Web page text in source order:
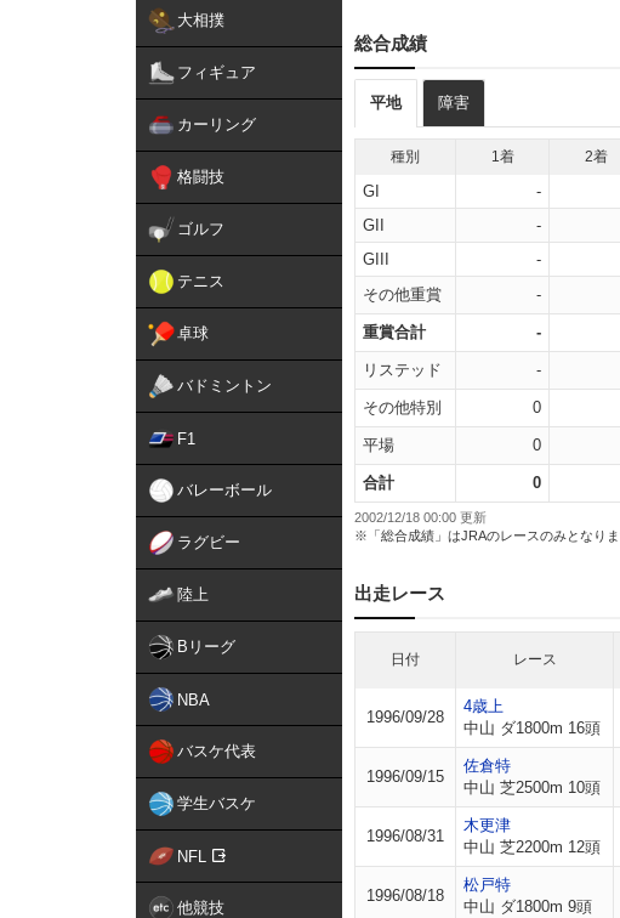
大相撲
フィギュア
カーリング
格闘技
ゴルフ
テニス
卓球
バドミントン
F1
バレーボール
ラグビー
陸上
Bリーグ
NBA
バスケ代表
学生バスケ
NFL
他競技
総合成績
平地 障害
種別 1着 2着
GI -
GII
-
GIII
-
その他重賞
-
重賞合計 -
リステッド -
その他特別 0
平場 0
合計 0
2002/12/18 00:00 更新
※「総合成績」はJRAのレースのみとなりま
出走レース
日付 レース
1996/09/28
4歳上
中山 ダ1800m 16頭
1996/09/15
佐倉特
中山 芝2500m 10頭
1996/08/31
木更津
中山 芝2200m 12頭
1996/08/18
松戸特
中山 ダ1800m 9頭